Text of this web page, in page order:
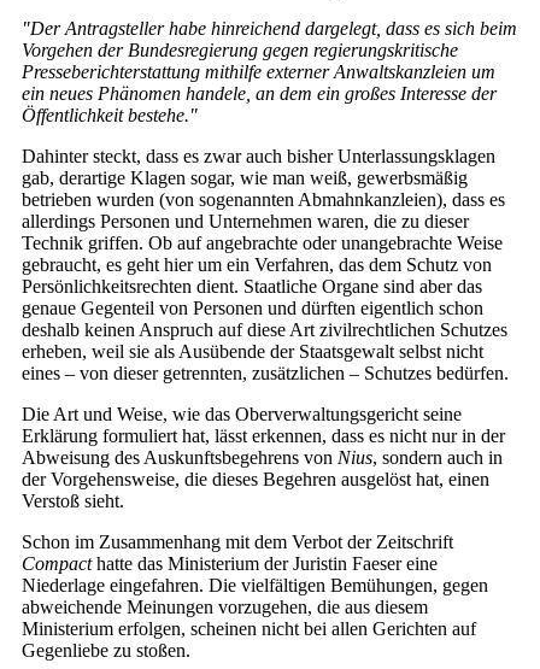
"Der Antragsteller habe hinreichend dargelegt, dass es sich beim
Vorgehen der Bundesregierung gegen regierungskritische
Presseberichterstattung mithilfe externer Anwaltskanzleien um
ein neues Phänomen handele, an dem ein großes Interesse der
Öffentlichkeit bestehe."
Dahinter steckt, dass es zwar auch bisher Unterlassungsklagen
gab, derartige Klagen sogar, wie man weiß, gewerbsmäßig
betrieben wurden (von sogenannten Abmahnkanzleien), dass es
allerdings Personen und Unternehmen waren, die zu dieser
Technik griffen. Ob auf angebrachte oder unangebrachte Weise
gebraucht, es geht hier um ein Verfahren, das dem Schutz von
Persönlichkeitsrechten dient. Staatliche Organe sind aber das
genaue Gegenteil von Personen und dürften eigentlich schon
deshalb keinen Anspruch auf diese Art zivilrechtlichen Schutzes
erheben, weil sie als Ausübende der Staatsgewalt selbst nicht
eines – von dieser getrennten, zusätzlichen – Schutzes bedürfen.
Die Art und Weise, wie das Oberverwaltungsgericht seine
Erklärung formuliert hat, lässt erkennen, dass es nicht nur in der
Abweisung des Auskunftsbegehrens von Nius, sondern auch in
der Vorgehensweise, die dieses Begehren ausgelöst hat, einen
Verstoß sieht.
Schon im Zusammenhang mit dem Verbot der Zeitschrift
Compacthatte das Ministerium der Juristin Faeser eine
Niederlage eingefahren. Die vielfältigen Bemühungen, gegen
abweichende Meinungen vorzugehen, die aus diesem
Ministerium erfolgen, scheinen nicht bei allen Gerichten auf
Gegenliebe zu stoßen.